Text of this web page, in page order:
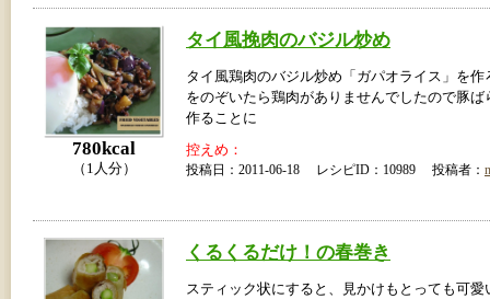
780kcal
（1人分）
タイ風挽肉のバジル炒め
タイ風鶏肉のバジル炒め「ガパオライス」を作
をのぞいたら鶏肉がありませんでしたので豚ば
作ることに
控えめ：
投稿日：2011-06-18 レシピID：10989 投稿者：
くるくるだけ！の春巻き
スティック状にすると、見かけもとっても可愛